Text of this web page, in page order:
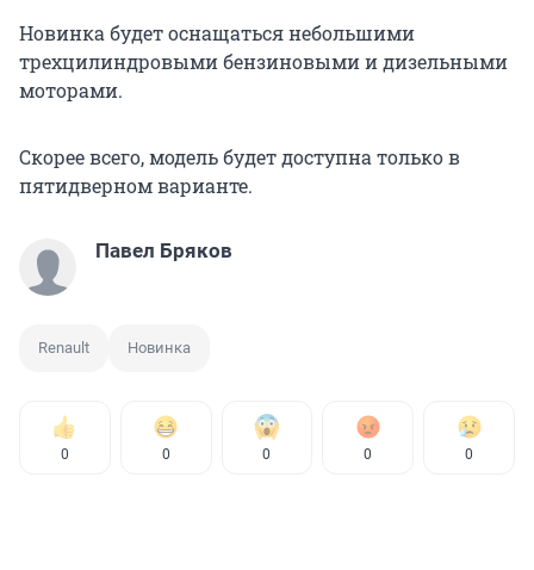
Новинка будет оснащаться небольшими
трехцилиндровыми бензиновыми и дизельными
моторами.
Скорее всего, модель будет доступна только в
пятидверном варианте.
Павел Бряков
Renault Новинка
0 0 0 0 0